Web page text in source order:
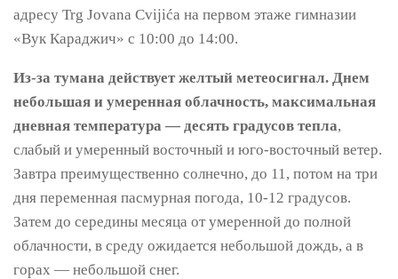
адресу Trg Jovana Cvijića на первом этаже гимназии
«Вук Караджич» с 10:00 до 14:00.
Из-за тумана действует желтый метеосигнал. Днем
небольшая и умеренная облачность, максимальная
дневная температура — десять градусов тепла,
слабый и умеренный восточный и юго-восточный ветер.
Завтра преимущественно солнечно, до 11, потом на три
дня переменная пасмурная погода, 10-12 градусов.
Затем до середины месяца от умеренной до полной
облачности, в среду ожидается небольшой дождь, а в
горах — небольшой снег.